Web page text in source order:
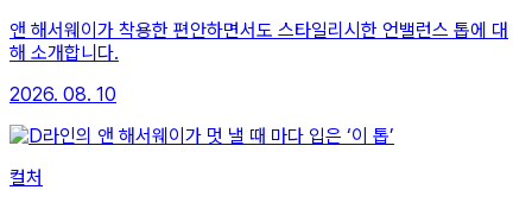
앤 해서웨이가 착용한 편안하면서도 스타일리시한 언밸런스 톱에 대
해 소개합니다.
2026. 08. 10
컬처